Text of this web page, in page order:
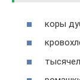
коры